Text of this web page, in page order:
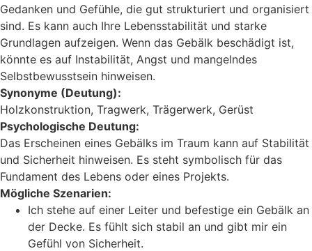
Gedanken und Gefühle, die gut strukturiert und organisiert
sind. Es kann auch Ihre Lebensstabilität und starke
Grundlagen aufzeigen. Wenn das Gebälk beschädigt ist,
könnte es auf Instabilität, Angst und mangelndes
Selbstbewusstsein hinweisen.
Synonyme (Deutung):
Holzkonstruktion, Tragwerk, Trägerwerk, Gerüst
Psychologische Deutung:
Das Erscheinen eines Gebälks im Traum kann auf Stabilität
und Sicherheit hinweisen. Es steht symbolisch für das
Fundament des Lebens oder eines Projekts.
Mögliche Szenarien:
Ich stehe auf einer Leiter und befestige ein Gebälk an
der Decke. Es fühlt sich stabil an und gibt mir ein
Gefühl von Sicherheit.